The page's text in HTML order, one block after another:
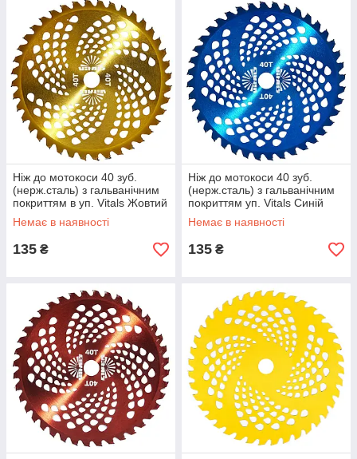
Ніж до мотокоси 40 зуб.
(нерж.сталь) з гальванічним
покриттям в уп. Vitals Жовтий
Немає в наявності
135 ₴
Ніж до мотокоси 40 зуб.
(нерж.сталь) з гальванічним
покриттям уп. Vitals Синій
Немає в наявності
135 ₴